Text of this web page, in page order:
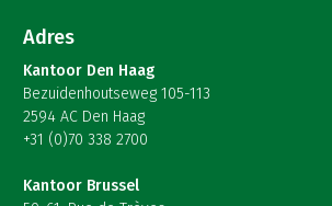
Adres
Kantoor Den Haag
Bezuidenhoutseweg 105-113
2594 AC Den Haag
+31 (0)70 338 2700
Kantoor Brussel